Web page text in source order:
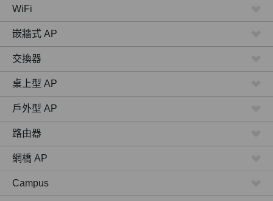
WiFi
嵌牆式 AP
交換器
桌上型 AP
戶外型 AP
路由器
網橋 AP
Campus